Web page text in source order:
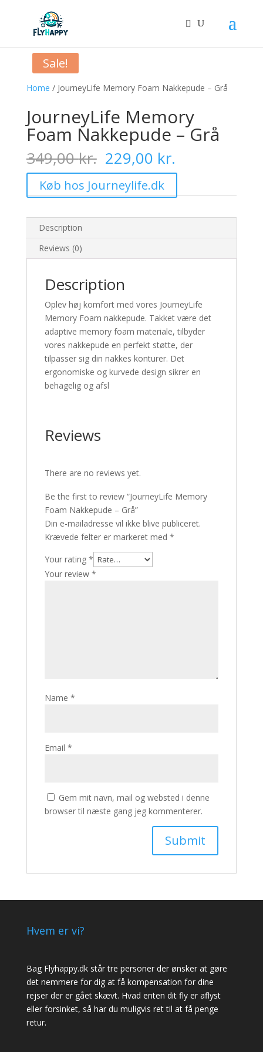
Home / JourneyLife Memory Foam Nakkepude – Grå
Sale!
JourneyLife Memory
Foam Nakkepude – Grå
349,00kr. Original
price
was:
349,00 kr..
229,00 kr.
price
229,00 kr..
Køb hos Journeylife.dk
Description
Reviews (0)
Description
Oplev høj komfort med vores JourneyLife
Memory Foam nakkepude. Takket være det
adaptive memory foam materiale, tilbyder
vores nakkepude en perfekt støtte, der
tilpasser sig din nakkes konturer. Det
ergonomiske og kurvede design sikrer en
behagelig og afsl
Reviews
There are no reviews yet.
Be the first to review “JourneyLife Memory
Foam Nakkepude – Grå”
Din e-mailadresse vil ikke blive publiceret.
Krævede felter er markeret med *
Your rating *
Your review *
Name *
Email *
Gem mit navn, mail og websted i denne
browser til næste gang jeg kommenterer.
Hvem er vi?
Bag Flyhappy.dk står tre personer der ønsker at gøre
det nemmere for dig at få kompensation for dine
rejser der er gået skævt. Hvad enten dit fly er aflyst
eller forsinket, så har du muligvis ret til at få penge
retur.